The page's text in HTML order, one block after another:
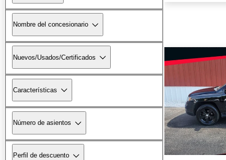
Nombre del concesionario
Nuevos/Usados/Certificados
Características
Número de asientos
Perfil de descuento